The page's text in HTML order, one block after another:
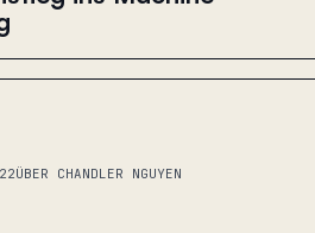
ÜBER CHANDLER NGUYEN